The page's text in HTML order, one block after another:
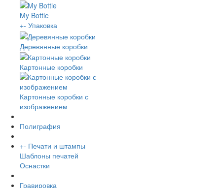
My Bottle
+- Упаковка
Деревянные коробки
Картонные коробки
Картонные коробки с
изображением
Полиграфия
+- Печати и штампы
Шаблоны печатей
Оснастки
Гравировка